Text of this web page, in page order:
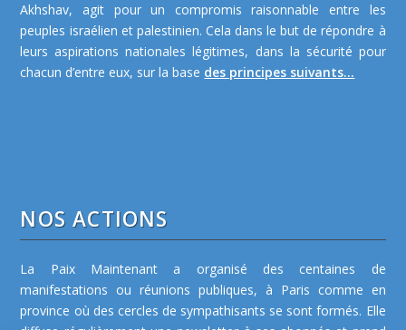
Akhshav, agit pour un compromis raisonnable entre les
peuples israélien et palestinien. Cela dans le but de répondre à
leurs aspirations nationales légitimes, dans la sécurité pour
chacun d’entre eux, sur la base des principes suivants...
NOS ACTIONS
La Paix Maintenant a organisé des centaines de
manifestations ou réunions publiques, à Paris comme en
province où des cercles de sympathisants se sont formés. Elle